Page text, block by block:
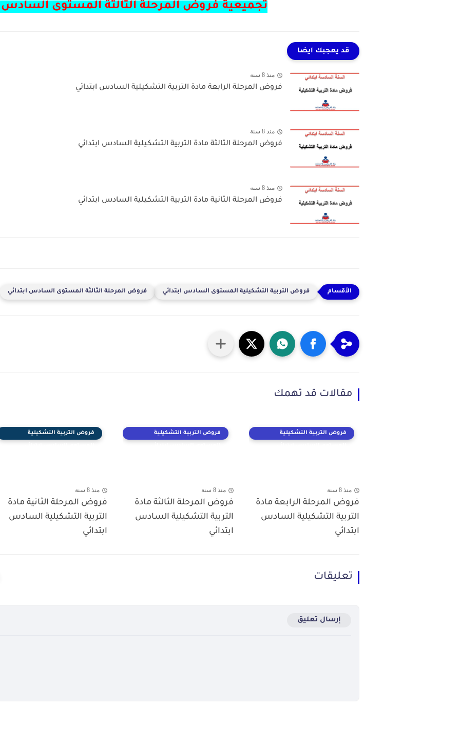
تجميعية فروض المرحلة الثالثة المستوى السادس
قد يعجبك ايضا
منذ 8 سنة
فروض المرحلة الرابعة مادة التربية التشكيلية السادس ابتدائي
منذ 8 سنة
فروض المرحلة الثالثة مادة التربية التشكيلية السادس ابتدائي
منذ 8 سنة
فروض المرحلة الثانية مادة التربية التشكيلية السادس ابتدائي
فروض التربية التشكيلية المستوى السادس ابتدائي فروض المرحلة الثالثة المستوى السادس ابتدائي
مقالات قد تهمك
فروض التربية التشكيلية
منذ 8 سنة
فروض المرحلة الرابعة مادة
التربية التشكيلية السادس
ابتدائي
فروض التربية التشكيلية
منذ 8 سنة
فروض المرحلة الثالثة مادة
التربية التشكيلية السادس
ابتدائي
فروض التربية التشكيلية
منذ 8 سنة
فروض المرحلة الثانية مادة
التربية التشكيلية السادس
ابتدائي
تعليقات
إرسال تعليق